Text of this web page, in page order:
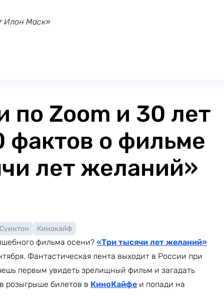
Илон Маск»
по Zoom и 30 лет
фактов о фильме
лет желаний»
Кинокайф
фильма осени? «Три тысячи лет желаний»
Фантастическая лента выходит в России при
первым увидеть зрелищный фильм и загадать
розыгрыше билетов в КиноКайфе и попади на